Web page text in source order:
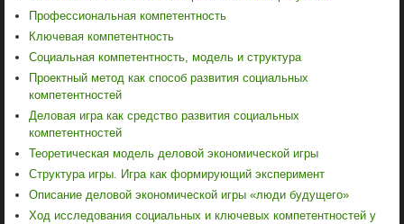
Профессиональная компетентность
Ключевая компетентность
Социальная компетентность, модель и структура
Проектный метод как способ развития социальных
компетентностей
Деловая игра как средство развития социальных
компетентностей
Теоретическая модель деловой экономической игры
Структура игры. Игра как формирующий эксперимент
Описание деловой экономической игры «люди будущего»
Ход исследования социальных и ключевых компетентностей у